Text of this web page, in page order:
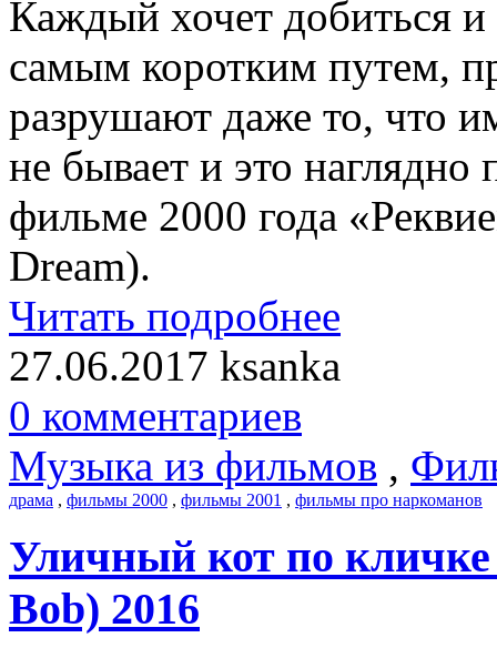
Каждый хочет добиться
самым коротким путем,
разрушают даже то, что
не бывает и это
фильме 2000 года
Dream).
Читать подробнее
27.06.2017 ksanka
0 комментариев
Музыка из фильмов ,
драма , фильмы 2000 , фильмы 2001 , фильмы про наркоманов
Уличный кот по
Bob) 2016